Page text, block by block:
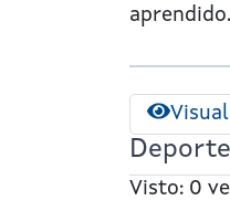
aprendido.
Visto: 0